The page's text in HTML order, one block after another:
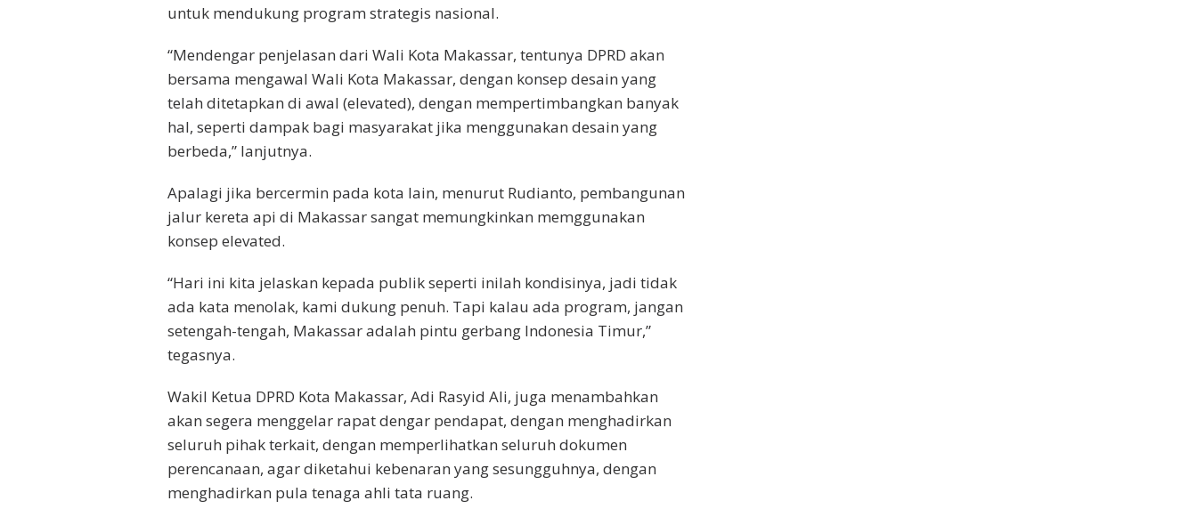
untuk mendukung program strategis nasional.
“Mendengar penjelasan dari Wali Kota Makassar, tentunya DPRD akan
bersama mengawal Wali Kota Makassar, dengan konsep desain yang
telah ditetapkan di awal (elevated), dengan mempertimbangkan banyak
hal, seperti dampak bagi masyarakat jika menggunakan desain yang
berbeda,” lanjutnya.
Apalagi jika bercermin pada kota lain, menurut Rudianto, pembangunan
jalur kereta api di Makassar sangat memungkinkan memggunakan
konsep elevated.
“Hari ini kita jelaskan kepada publik seperti inilah kondisinya, jadi tidak
ada kata menolak, kami dukung penuh. Tapi kalau ada program, jangan
setengah-tengah, Makassar adalah pintu gerbang Indonesia Timur,”
tegasnya.
Wakil Ketua DPRD Kota Makassar, Adi Rasyid Ali, juga menambahkan
akan segera menggelar rapat dengar pendapat, dengan menghadirkan
seluruh pihak terkait, dengan memperlihatkan seluruh dokumen
perencanaan, agar diketahui kebenaran yang sesungguhnya, dengan
menghadirkan pula tenaga ahli tata ruang.